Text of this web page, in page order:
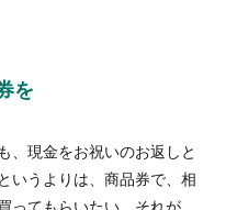
を
、現金をお祝いのお返しと
いうよりは、商品券で、相
てもらいたい、それが、